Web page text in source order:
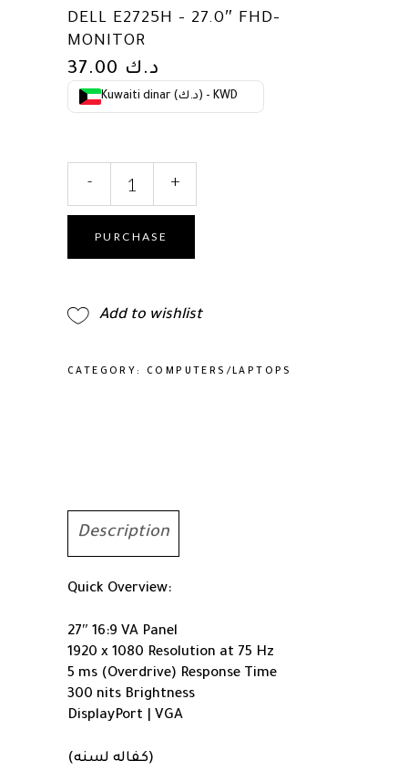
DELL E2725H – 27.0″ FHD-
MONITOR
د.ك
Kuwaiti dinar (د.ك) - KWD
-
27.0"
FHD-
- +
PURCHASE
Add to wishlist
CATEGORY: COMPUTERS/LAPTOPS
Description
Quick Overview:
27″ 16:9 VA Panel
1920 x 1080 Resolution at 75 Hz
5 ms (Overdrive) Response Time
300 nits Brightness
DisplayPort | VGA
(كفاله لسنه)